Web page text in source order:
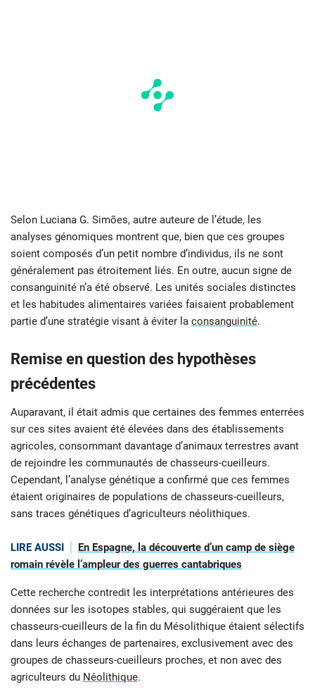
Selon Luciana G. Simões, autre auteure de l’étude, les
analyses génomiques montrent que, bien que ces groupes
soient composés d’un petit nombre d’individus, ils ne sont
généralement pas étroitement liés. En outre, aucun signe de
consanguinité n’a été observé. Les unités sociales distinctes
et les habitudes alimentaires variées faisaient probablement
partie d’une stratégie visant à éviter la consanguinité.
Remise en question des hypothèses
précédentes
Auparavant, il était admis que certaines des femmes enterrées
sur ces sites avaient été élevées dans des établissements
agricoles, consommant davantage d’animaux terrestres avant
de rejoindre les communautés de chasseurs-cueilleurs.
Cependant, l’analyse génétique a confirmé que ces femmes
étaient originaires de populations de chasseurs-cueilleurs,
sans traces génétiques d’agriculteurs néolithiques.
LIRE AUSSI
En Espagne, la découverte d’un camp de siège
romain révèle l’ampleur des guerres cantabriques
Cette recherche contredit les interprétations antérieures des
données sur les isotopes stables, qui suggéraient que les
chasseurs-cueilleurs de la fin du Mésolithique étaient sélectifs
dans leurs échanges de partenaires, exclusivement avec des
groupes de chasseurs-cueilleurs proches, et non avec des
agriculteurs du Néolithique.